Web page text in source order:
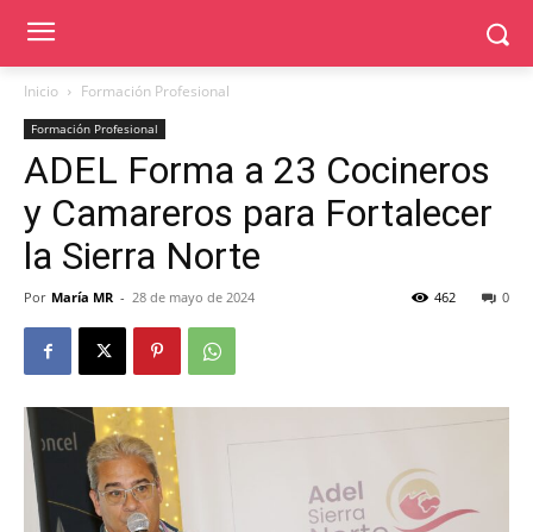
Inicio Formación Profesional
Formación Profesional
ADEL Forma a 23 Cocineros
y Camareros para Fortalecer
la Sierra Norte
Por María MR - 28 de mayo de 2024 0
462